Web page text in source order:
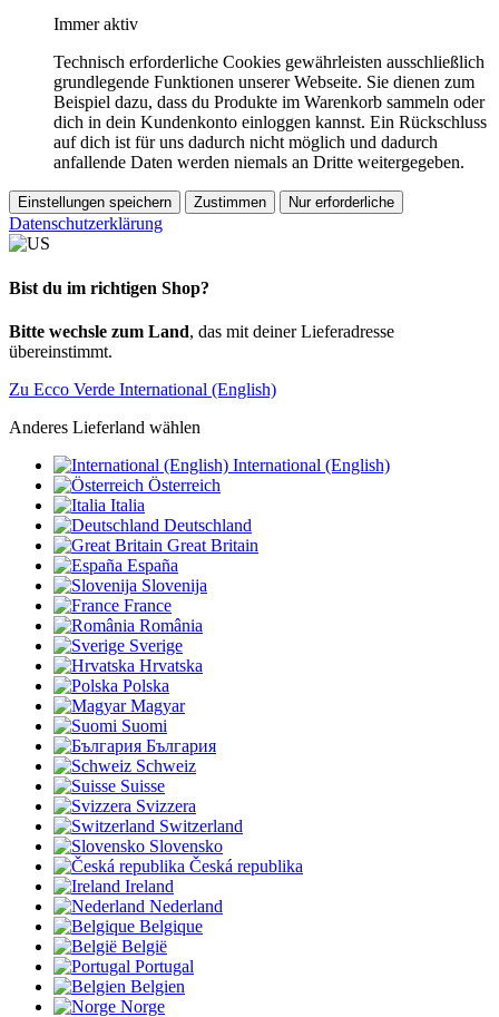
Immer aktiv
Technisch erforderliche Cookies gewährleisten ausschließlich
grundlegende Funktionen unserer Webseite. Sie dienen zum
Beispiel dazu, dass du Produkte im Warenkorb sammeln oder
dich in dein Kundenkonto einloggen kannst. Ein Rückschluss
auf dich ist für uns dadurch nicht möglich und dadurch
anfallende Daten werden niemals an Dritte weitergegeben.
Einstellungen speichern Zustimmen Nur erforderliche
Datenschutzerklärung
Bist du im richtigen Shop?
Bitte wechsle zum Land, das mit deiner Lieferadresse
übereinstimmt.
Zu Ecco Verde International (English)
Anderes Lieferland wählen
International (English)
Österreich
Italia
Deutschland
Great Britain
España
Slovenija
France
România
Sverige
Hrvatska
Polska
Magyar
Suomi
България
Schweiz
Suisse
Svizzera
Switzerland
Slovensko
Česká republika
Ireland
Nederland
Belgique
België
Portugal
Belgien
Norge